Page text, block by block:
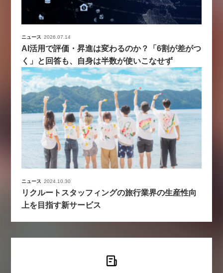
ニュース 2026.07.14
AI活用で評価・昇進は変わるのか？「6割が差がつ
く」と回答も、自身は半数が使いこなせず
ニュース 2024.10.30
リクルートスタッフィングの旅行業界の生産性向
上を目指す新サービス